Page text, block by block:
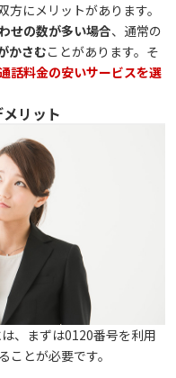
にメリットがあります。
せの数が多い場合、通常の
かさむことがあります。そ
話料金の安いサービスを選
リット
、まずは0120番号を利用
とが必要です。